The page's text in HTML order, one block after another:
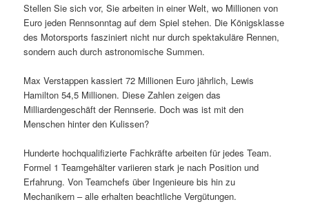
Stellen Sie sich vor, Sie arbeiten in einer Welt, wo Millionen von
Euro jeden Rennsonntag auf dem Spiel stehen. Die Königsklasse
des Motorsports fasziniert nicht nur durch spektakuläre Rennen,
sondern auch durch astronomische Summen.
Max Verstappen kassiert 72 Millionen Euro jährlich, Lewis
Hamilton 54,5 Millionen. Diese Zahlen zeigen das
Milliardengeschäft der Rennserie. Doch was ist mit den
Menschen hinter den Kulissen?
Hunderte hochqualifizierte Fachkräfte arbeiten für jedes Team.
Formel 1 Teamgehälter variieren stark je nach Position und
Erfahrung. Von Teamchefs über Ingenieure bis hin zu
Mechanikern – alle erhalten beachtliche Vergütungen.